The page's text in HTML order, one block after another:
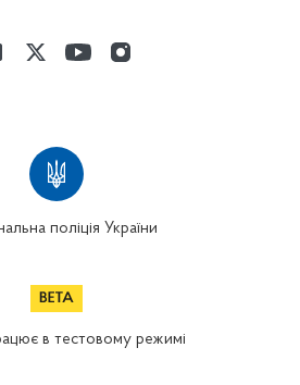
поліція України
в тестовому режимі